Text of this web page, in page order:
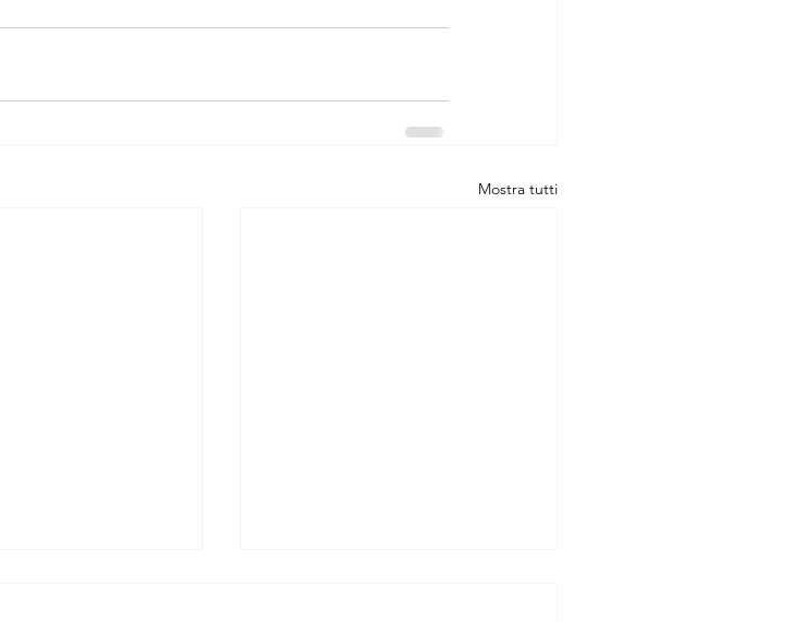
Mostra tutti